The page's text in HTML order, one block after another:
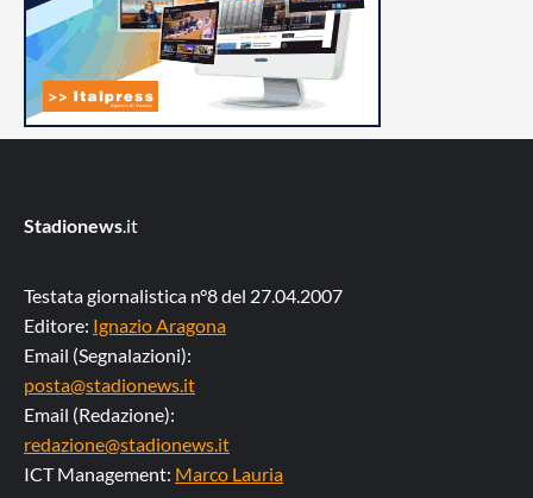
Stadionews .it
Testata giornalistica n°8 del 27.04.2007
Editore: Ignazio Aragona
Email (Segnalazioni):
posta@stadionews.it
Email (Redazione):
redazione@stadionews.it
ICT Management: Marco Lauria